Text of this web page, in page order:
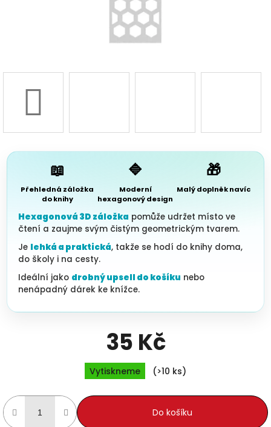
nás
Blog
📖
Přehledná záložka
do knihy
🔷
Moderní
hexagonový design
🎁
Malý doplněk navíc
Hexagonová 3D záložka pomůže udržet místo ve
čtení a zaujme svým čistým geometrickým tvarem.
Je lehká a praktická, takže se hodí do knihy doma,
do školy i na cesty.
Ideální jako drobný upsell do košíku nebo
nenápadný dárek ke knížce.
35 Kč
Měrná cena:
Vytiskneme (>10 ks)
Do košíku